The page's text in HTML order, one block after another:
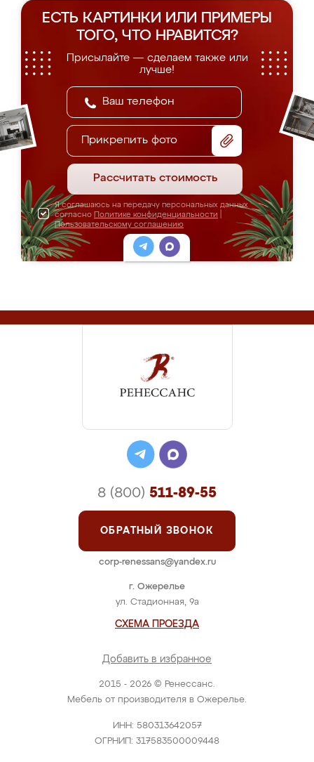
ЕСТЬ КАРТИНКИ ИЛИ ПРИМЕРЫ
ТОГО, ЧТО НРАВИТСЯ?
Присылайте — сделаем также или
лучше!
Прикрепить фото
Рассчитать стоимость
Я соглашаюсь на передачу персональных данных
согласно Политике конфиденциальности
Пользовательскому соглашению
2015 - 2026 © Ренессанс.
Мебель от производителя в Ожерелье.
ИНН: 580313642057
ОГРНИП: 317583500009448
г. Ожерелье
ул. Стадионная, 9а
СХЕМА ПРОЕЗДА
Добавить в избранное
8 (800) 511-89-55
ОБРАТНЫЙ ЗВОНОК
corp-renessans@yandex.ru